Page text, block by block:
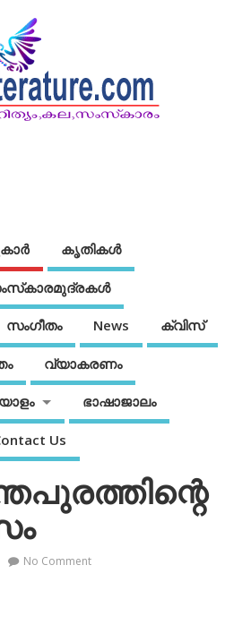
കൃതികൾ
സംഗീതം News ക്വിസ്
വ്യാകരണം
ഭാഷാജാലം
Us
No Comment